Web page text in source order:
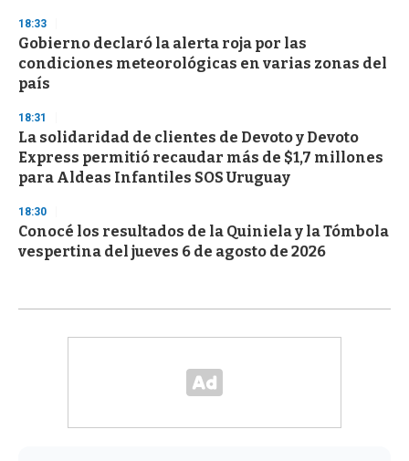
18:33
Gobierno declaró la alerta roja por las
condiciones meteorológicas en varias zonas del
país
18:31
La solidaridad de clientes de Devoto y Devoto
Express permitió recaudar más de $1,7 millones
para Aldeas Infantiles SOS Uruguay
18:30
Conocé los resultados de la Quiniela y la Tómbola
vespertina del jueves 6 de agosto de 2026